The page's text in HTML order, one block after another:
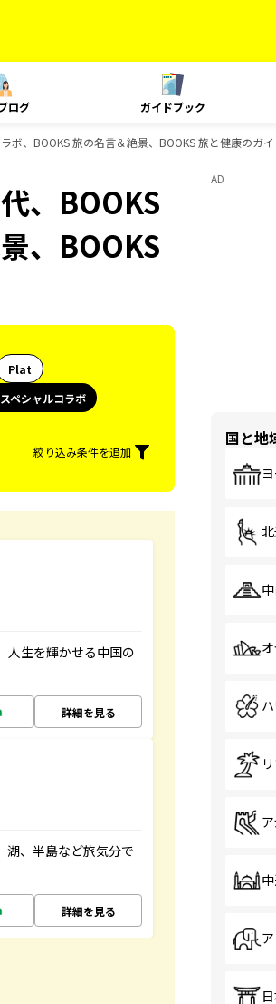
ログ ガイドブック
ボ、BOOKS 旅の名言＆絶景、BOOKS 旅と健康のガ
、BOOKS
、BOOKS
Plat
ペシャルコラボ
絞り込み条件を追加
人生を輝かせる中国の
詳細を見る
湖、半島など旅気分で
詳細を見る
AD
国と地